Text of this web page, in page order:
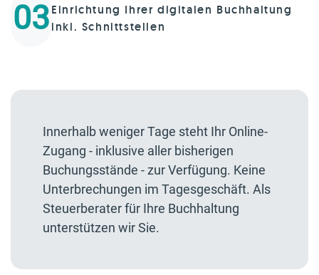
03Einrichtung Ihrer digitalen Buchhaltung
inkl. Schnittstellen
Innerhalb weniger Tage steht Ihr Online-
Zugang - inklusive aller bisherigen
Buchungsstände - zur Verfügung. Keine
Unterbrechungen im Tagesgeschäft. Als
Steuerberater für Ihre Buchhaltung
unterstützen wir Sie.